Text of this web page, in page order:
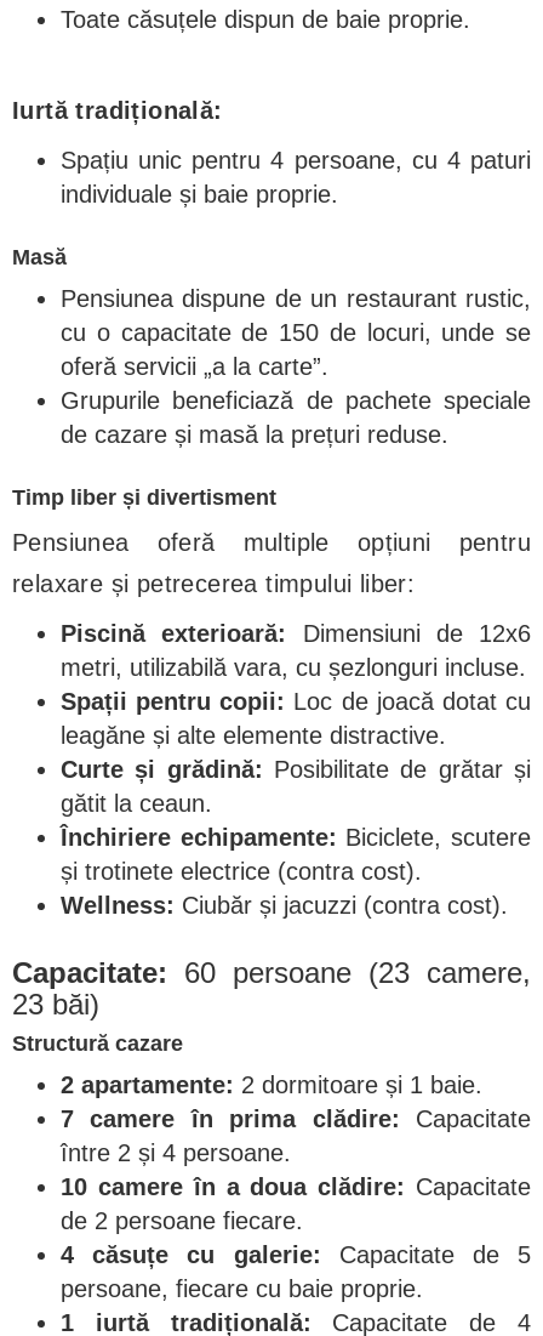
Toate căsuțele dispun de baie proprie.
Iurtă tradițională:
Spațiu unic pentru 4 persoane, cu 4 paturi
individuale și baie proprie.
Masă
Pensiunea dispune de un restaurant rustic,
cu o capacitate de 150 de locuri, unde se
oferă servicii „a la carte”.
Grupurile beneficiază de pachete speciale
de cazare și masă la prețuri reduse.
Timp liber și divertisment
Pensiunea oferă multiple opțiuni pentru
relaxare și petrecerea timpului liber:
Piscină exterioară:
Dimensiuni de 12x6
metri, utilizabilă vara, cu șezlonguri incluse.
Spații pentru copii: Loc de joacă dotat cu
leagăne și alte elemente distractive.
Curte și grădină: Posibilitate de grătar și
gătit la ceaun.
Închiriere echipamente: Biciclete, scutere
și trotinete electrice (contra cost).
Wellness: Ciubăr și jacuzzi (contra cost).
Capacitate: 60 persoane (23 camere,
23 băi)
Structură cazare
2 apartamente: 2 dormitoare și 1 baie.
7 camere în prima clădire: Capacitate
între 2 și 4 persoane.
10 camere în a doua clădire: Capacitate
de 2 persoane fiecare.
4 căsuțe cu galerie: Capacitate de 5
persoane, fiecare cu baie proprie.
1 iurtă tradițională: Capacitate de 4